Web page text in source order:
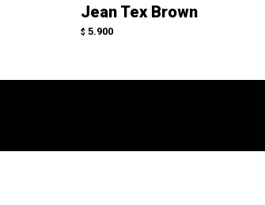
Jean Tex Brown
$ 5.900